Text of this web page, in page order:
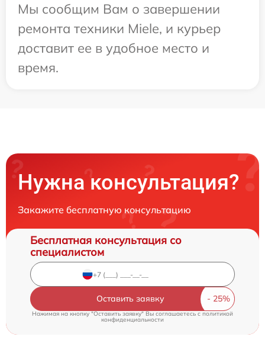
Мы сообщим Вам о завершении
ремонта техники Miele, и курьер
доставит ее в удобное место и
время.
Нужна консультация?
Закажите бесплатную консультацию
Бесплатная консультация со
специалистом
Оставить заявку
Нажимая на кнопку "Оставить заявку" Вы соглашаетесь cполитикой
конфиденциальности